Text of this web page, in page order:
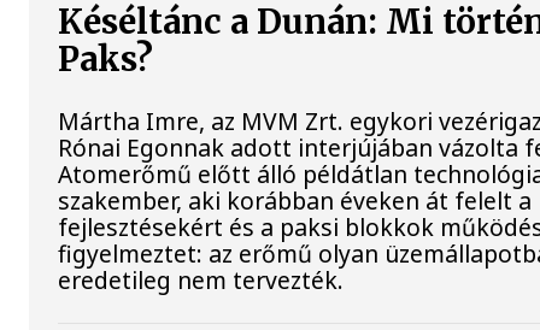
Késéltánc a Dunán: Mi
Paks?
Mártha Imre, az MVM Zrt. egykori
Rónai Egonnak adott interjújában vázolta
Atomerőmű előtt álló példátlan
szakember, aki korábban éveken át felelt
fejlesztésekért és a paksi blokkok
figyelmeztet: az erőmű olyan
eredetileg nem tervezték.